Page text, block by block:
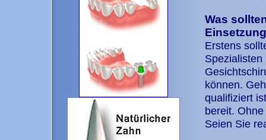
Was
Erstens
können.
qualifiziert
bereit.
Seien Sie